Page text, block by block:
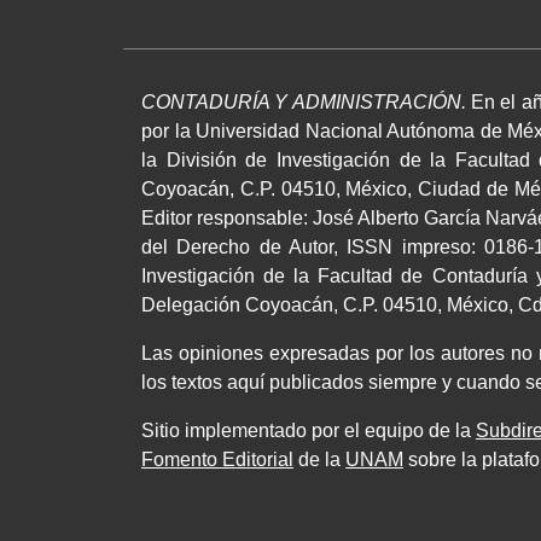
CONTADURÍA Y ADMINISTRACIÓN. En el
por la Universidad Nacional Autónoma de
la División de Investigación de la
Coyoacán, C.P. 04510, México, Ciudad de
Editor responsable: José Alberto García
del Derecho de Autor, ISSN impreso:
Investigación de la Facultad de
Delegación Coyoacán, C.P. 04510, México,
Las opiniones expresadas por los autores
los textos aquí publicados siempre y cuando
Sitio implementado por el equipo de la
Fomento Editorial de la UNAM sobre la